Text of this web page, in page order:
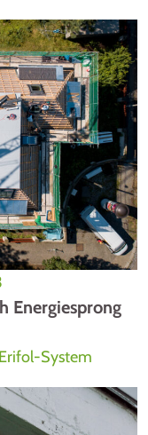
Energiesprong
System